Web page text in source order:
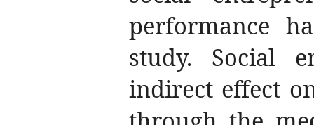
performance
study. Social
indirect effect